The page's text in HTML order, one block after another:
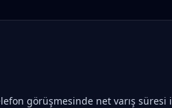
görüşmesinde net varış süresi